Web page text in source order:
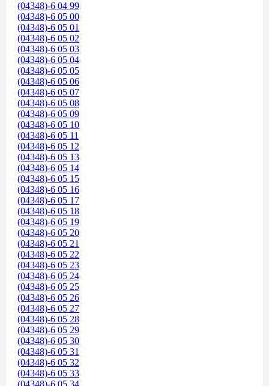
(04348)-6 04 99
(04348)-6 05 00
(04348)-6 05 01
(04348)-6 05 02
(04348)-6 05 03
(04348)-6 05 04
(04348)-6 05 05
(04348)-6 05 06
(04348)-6 05 07
(04348)-6 05 08
(04348)-6 05 09
(04348)-6 05 10
(04348)-6 05 11
(04348)-6 05 12
(04348)-6 05 13
(04348)-6 05 14
(04348)-6 05 15
(04348)-6 05 16
(04348)-6 05 17
(04348)-6 05 18
(04348)-6 05 19
(04348)-6 05 20
(04348)-6 05 21
(04348)-6 05 22
(04348)-6 05 23
(04348)-6 05 24
(04348)-6 05 25
(04348)-6 05 26
(04348)-6 05 27
(04348)-6 05 28
(04348)-6 05 29
(04348)-6 05 30
(04348)-6 05 31
(04348)-6 05 32
(04348)-6 05 33
(04348)-6 05 34